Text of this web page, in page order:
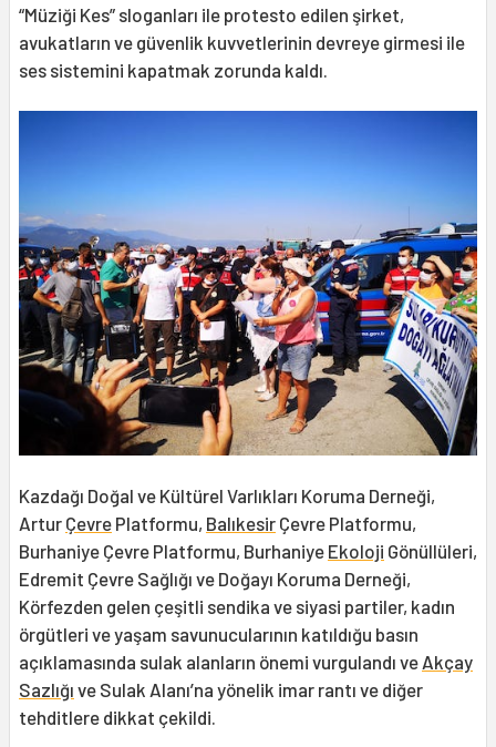
“Müziği Kes” sloganları ile protesto edilen şirket,
avukatların ve güvenlik kuvvetlerinin devreye girmesi ile
ses sistemini kapatmak zorunda kaldı.
Kazdağı Doğal ve Kültürel Varlıkları Koruma Derneği,
Artur Çevre Platformu, Balıkesir Çevre Platformu,
Burhaniye Çevre Platformu, Burhaniye Ekoloji Gönüllüleri,
Edremit Çevre Sağlığı ve Doğayı Koruma Derneği,
Körfezden gelen çeşitli sendika ve siyasi partiler, kadın
örgütleri ve yaşam savunucularının katıldığu basın
açıklamasında sulak alanların önemi vurgulandı ve Akçay
Sazlığı ve Sulak Alanı’na yönelik imar rantı ve diğer
tehditlere dikkat çekildi.